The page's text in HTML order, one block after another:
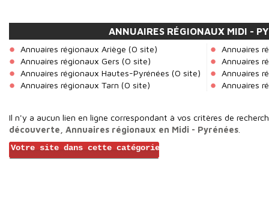
ANNUAIRES RÉGIONAUX MIDI -
Annuaires régionaux Ariège (0 site)
Annuaires
Annuaires régionaux Gers (0 site)
Annuaires
Annuaires régionaux Hautes-Pyrénées (0 site)
Annuaires
Annuaires régionaux Tarn (0 site) Annuaires
Il n'y a aucun lien en ligne correspondant à vos critères de
découverte, Annuaires régionaux en Midi - Pyrénées
Votre site dans cette catégorie